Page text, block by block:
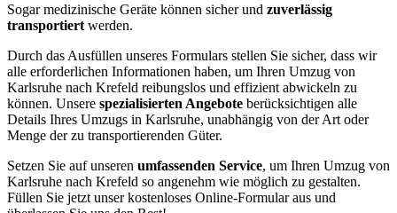
Sogar medizinische Geräte können sicher und zuverlässig
transportiert werden.
Durch das Ausfüllen unseres Formulars stellen Sie sicher, dass wir
alle erforderlichen Informationen haben, um Ihren Umzug von
Karlsruhe nach Krefeld reibungslos und effizient abwickeln zu
können. Unsere spezialisierten Angebote berücksichtigen alle
Details Ihres Umzugs in Karlsruhe, unabhängig von der Art oder
Menge der zu transportierenden Güter.
Setzen Sie auf unseren umfassenden Service, um Ihren Umzug von
Karlsruhe nach Krefeld so angenehm wie möglich zu gestalten.
Füllen Sie jetzt unser kostenloses Online-Formular aus und